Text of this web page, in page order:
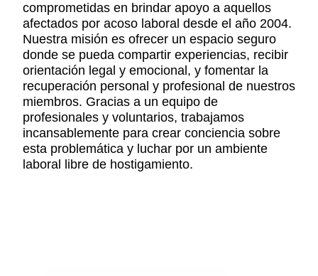
comprometidas en brindar apoyo a aquellos
afectados por acoso laboral desde el año 2004.
Nuestra misión es ofrecer un espacio seguro
donde se pueda compartir experiencias, recibir
orientación legal y emocional, y fomentar la
recuperación personal y profesional de nuestros
miembros. Gracias a un equipo de
profesionales y voluntarios, trabajamos
incansablemente para crear conciencia sobre
esta problemática y luchar por un ambiente
laboral libre de hostigamiento.